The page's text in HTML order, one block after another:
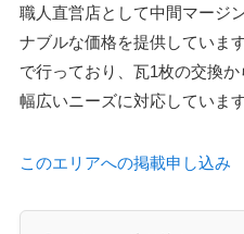
職人直営店として中間マージ
ナブルな価格を提供していま
で行っており、瓦1枚の交換か
幅広いニーズに対応しています
このエリアへの掲載申し込み